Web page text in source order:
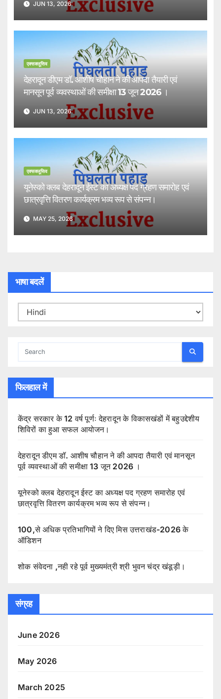
JUN 13, 2026
एक्सक्लूसिव
देहरादून डीएम डॉ. आशीष चौहान ने की आपदा तैयारी एवं
मानसून पूर्व व्यवस्थाओं की समीक्षा 13 जून 2026 ।
JUN 13, 2026
एक्सक्लूसिव
यूनेस्को क्लब देहरादून ईस्ट का अध्यक्ष पद ग्रहण समारोह एवं
छात्रवृत्ति वितरण कार्यक्रम भव्य रूप से संपन्न।
MAY 25, 2026
भाषा बदलें
फिलहाल में
केंद्र सरकार के 12 वर्ष पूर्णः देहरादून के विकासखंडों में बहुउद्देशीय
शिविरों का हुआ सफल आयोजन।
देहरादून डीएम डॉ. आशीष चौहान ने की आपदा तैयारी एवं मानसून
पूर्व व्यवस्थाओं की समीक्षा 13 जून 2026 ।
यूनेस्को क्लब देहरादून ईस्ट का अध्यक्ष पद ग्रहण समारोह एवं
छात्रवृत्ति वितरण कार्यक्रम भव्य रूप से संपन्न।
100,से अधिक प्रतिभागियों ने दिए मिस उत्तराखंड-2026 के
ऑडिशन
शोक संवेदना ,नही रहे पूर्व मुख्यमंत्री श्री भुवन चंद्र खंडूड़ी।
संग्रह
June 2026
May 2026
March 2025